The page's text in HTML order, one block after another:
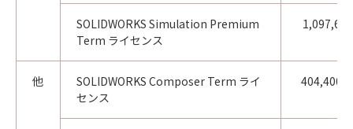
SOLIDWORKS Simulation Premium
Term ライセンス
1,097,600
他
SOLIDWORKS Composer Term ライ
センス
404,400円